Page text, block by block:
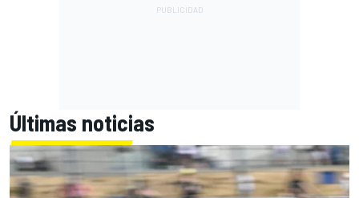
Últimas noticias